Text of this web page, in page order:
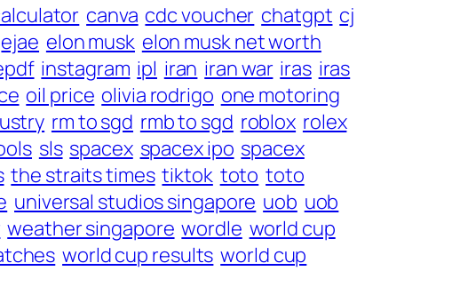
canva cdc voucher chatgpt cj
ejae elon musk elon musk net worth
instagram ipl iran iran war iras iras
oil price olivia rodrigo one motoring
rm to sgd rmb to sgd roblox rolex
sls spacex spacex ipo spacex
the straits times tiktok toto toto
universal studios singapore uob uob
weather singapore wordle world cup
world cup results world cup